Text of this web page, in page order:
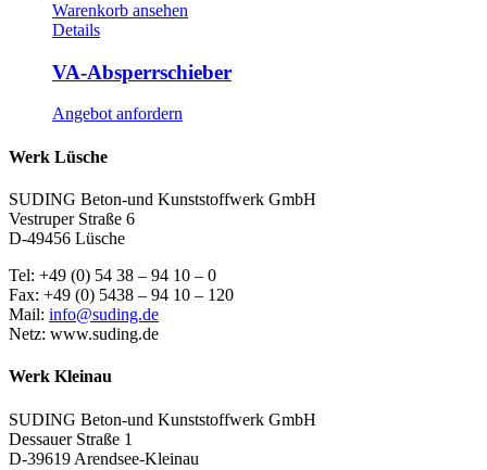
Warenkorb ansehen
Details
VA-Absperrschieber
Angebot anfordern
Werk Lüsche
SUDING Beton-und Kunststoffwerk GmbH
Vestruper Straße 6
D-49456 Lüsche
Tel: +49 (0) 54 38 – 94 10 – 0
Fax: +49 (0) 5438 – 94 10 – 120
Mail: info@suding.de
Netz: www.suding.de
Werk Kleinau
SUDING Beton-und Kunststoffwerk GmbH
Dessauer Straße 1
D-39619 Arendsee-Kleinau